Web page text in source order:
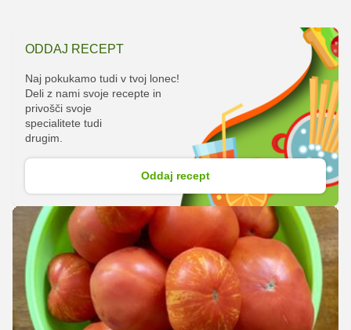
ODDAJ RECEPT
Naj pokukamo tudi v tvoj lonec!
Deli z nami svoje recepte in
privošči svoje
specialitete tudi
drugim.
Oddaj recept